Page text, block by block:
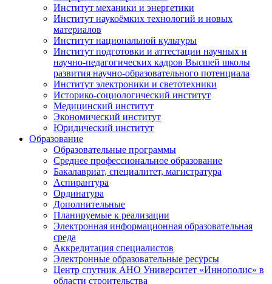
Институт механики и энергетики
Институт наукоёмких технологий и новых
материалов
Институт национальной культуры
Институт подготовки и аттестации научных и
научно-педагогических кадров Высшей школы
развития научно-образовательного потенциала
Институт электроники и светотехники
Историко-социологический институт
Медицинский институт
Экономический институт
Юридический институт
Образование
Образовательные программы
Среднее профессиональное образование
Бакалавриат, специалитет, магистратура
Аспирантура
Ординатура
Дополнительные
Планируемые к реализации
Электронная информационная образовательная
среда
Аккредитация специалистов
Электронные образовательные ресурсы
Центр спутник АНО Университет «Иннополис» в
области строительства